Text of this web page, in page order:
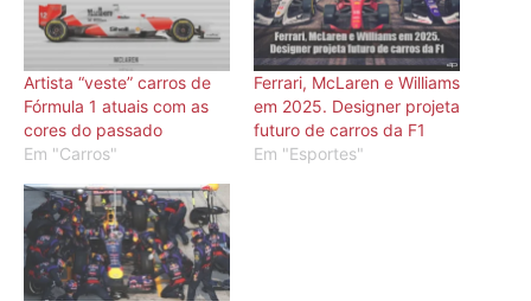
Artista “veste” carros de
Fórmula 1 atuais com as
cores do passado
Em "Carros"
Ferrari, McLaren e Williams
em 2025. Designer projeta
futuro de carros da F1
Em "Esportes"